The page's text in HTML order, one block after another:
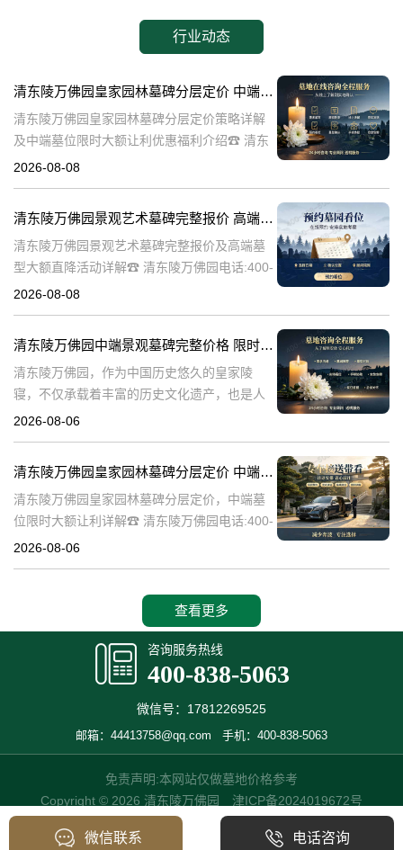
行业动态
清东陵万佛园皇家园林墓碑分层定价 中端墓位限时大额让利详解及优惠福利
清东陵万佛园皇家园林墓碑分层定价策略详解
及中端墓位限时大额让利优惠福利介绍☎ 清东
陵万佛园电话:400-838-5063清东陵万佛园，作
2026-08-08
清东陵万佛园景观艺术墓碑完整报价 高端墓型大额直降活动详解
清东陵万佛园景观艺术墓碑完整报价及高端墓
型大额直降活动详解☎ 清东陵万佛园电话:400-
838-5063清东陵万佛园，作为中国历史悠久的
2026-08-08
清东陵万佛园中端景观墓碑完整价格 限时减免多年管理费详解
清东陵万佛园，作为中国历史悠久的皇家陵
寝，不仅承载着丰富的历史文化遗产，也是人
们缅怀先人、寄托哀思的重要场所。近年来，
清
2026-08-06
清东陵万佛园皇家园林墓碑分层定价 中端墓位限时大额让利详解
清东陵万佛园皇家园林墓碑分层定价，中端墓
位限时大额让利详解☎ 清东陵万佛园电话:400-
838-5063清东陵万佛园，作为中国历史上著名
2026-08-06
查看更多
咨询服务热线
400-838-5063
微信号：17812269525
邮箱：44413758@qq.com 手机：400-838-5063
免责声明:本网站仅做墓地价格参考
Copyright © 2026 清东陵万佛园 津ICP备2024019672号
微信联系 电话咨询